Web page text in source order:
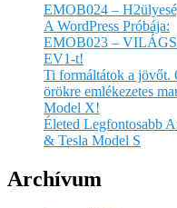
EMOB024 –
A WordPress Próbája:
EMOB023 –
EV1-t!
Ti formáltátok a jövőt.
örökre emlékezetes
Model X!
Életed Legfontosabb
& Tesla Model S
Archívum